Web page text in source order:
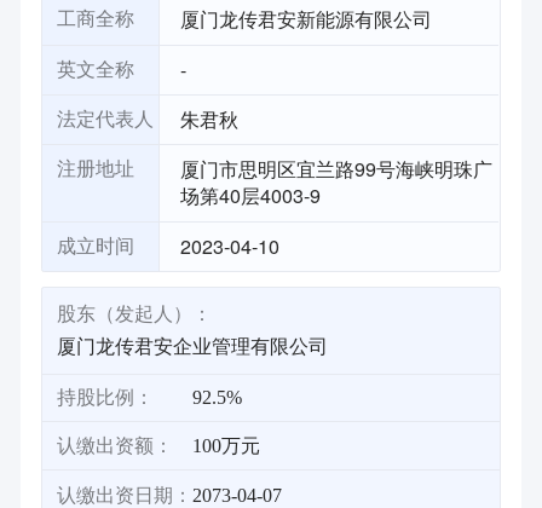
工商全称 厦门龙传君安新能源有限公司
英文全称 -
法定代表人 朱君秋
注册地址
厦门市思明区宜兰路99号海峡明珠广
场第40层4003-9
成立时间 2023-04-10
股东（发起人）：
厦门龙传君安企业管理有限公司
持股比例： 92.5%
认缴出资额： 100万元
认缴出资日期： 2073-04-07